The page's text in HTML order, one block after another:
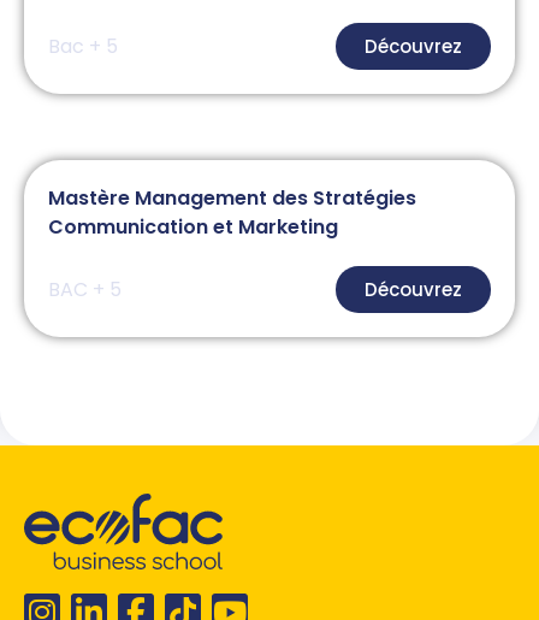
Bac + 5 Découvrez
Mastère Management des Stratégies
Communication et Marketing
BAC + 5 Découvrez